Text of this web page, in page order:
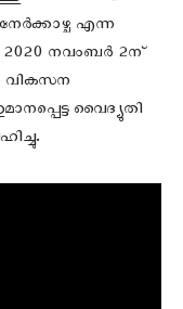
എന്ന
നവംബര്‍ 2ന്
വികസന
വൈദ്യുതി